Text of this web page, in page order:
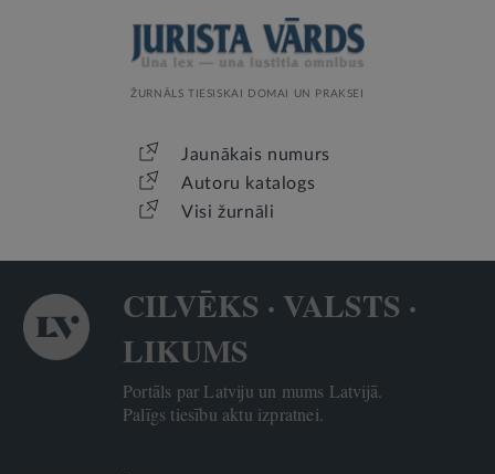
ŽURNĀLS TIESISKAI DOMAI UN PRAKSEI
Jaunākais numurs
Autoru katalogs
Visi žurnāli
CILVĒKS · VALSTS ·
LIKUMS
Portāls par Latviju un mums Latvijā.
Palīgs tiesību aktu izpratnei.